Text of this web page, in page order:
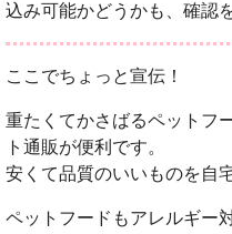
込み可能かどうかも、確認を
ここでちょっと宣伝！
重たくてかさばるペットフ
ト通販が便利です。
安くて品質のいいものを自
ペットフードもアレルギー